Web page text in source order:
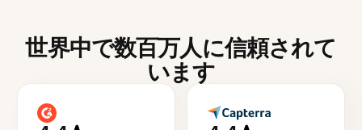
世界中で数百万人に信頼されて
います